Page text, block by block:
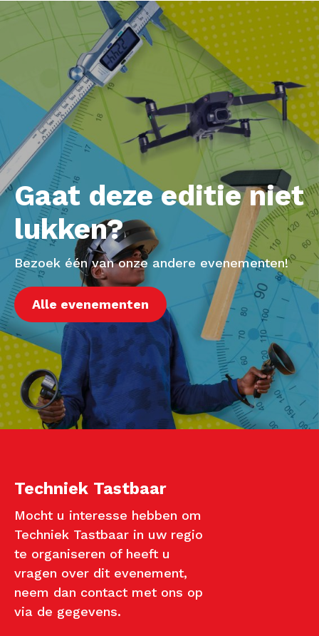
Gaat deze editie niet
lukken?
Bezoek één van onze andere evenementen!
Alle evenementen
Techniek Tastbaar
Mocht u interesse hebben om
Techniek Tastbaar in uw regio
te organiseren of heeft u
vragen over dit evenement,
neem dan contact met ons op
via de gegevens.